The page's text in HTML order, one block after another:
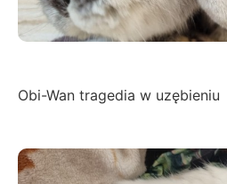
Obi-Wan tragedia w uzębieniu